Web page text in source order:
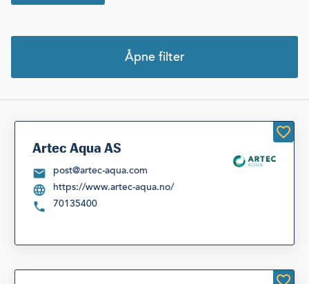
Åpne filter
Siste søk Nullstill filter
Listevisning
Artec Aqua AS
post@artec-aqua.com
https://www.artec-aqua.no/
70135400